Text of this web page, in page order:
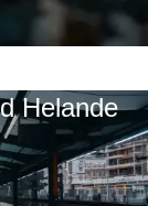
Helande